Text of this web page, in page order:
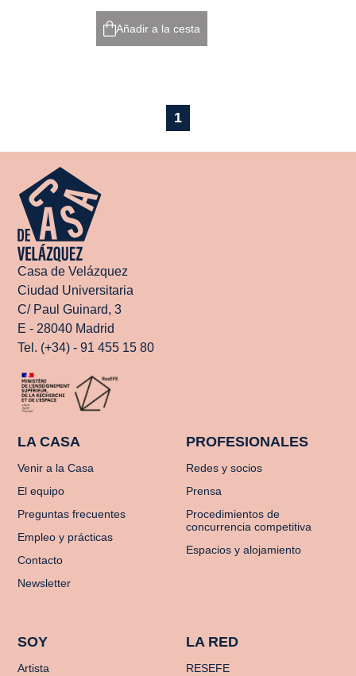
Añadir a la cesta
1
Casa de Velázquez
Ciudad Universitaria
C/ Paul Guinard, 3
E - 28040 Madrid
Tel. (+34) - 91 455 15 80
LA CASA
Venir a la Casa
El equipo
Preguntas frecuentes
Empleo y prácticas
Contacto
Newsletter
PROFESIONALES
Redes y socios
Prensa
Procedimientos de
concurrencia competitiva
Espacios y alojamiento
SOY
Artista
LA RED
RESEFE